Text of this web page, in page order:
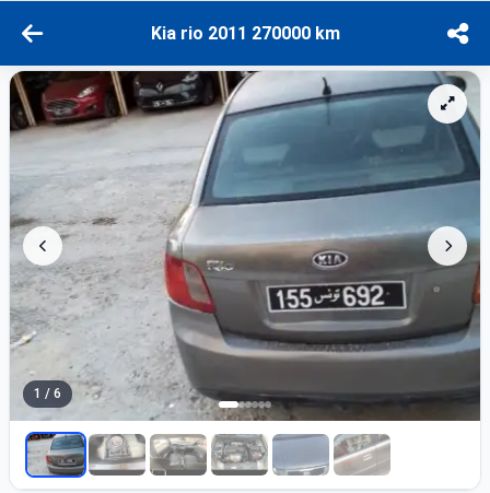
Kia rio 2011 270000 km
1 / 6